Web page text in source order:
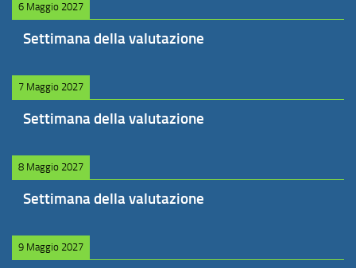
6 Maggio 2027
Settimana della valutazione
7 Maggio 2027
Settimana della valutazione
8 Maggio 2027
Settimana della valutazione
9 Maggio 2027